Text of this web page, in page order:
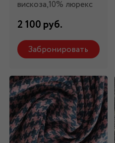
вискоза,10% люрекс
2 100 руб.
Забронировать